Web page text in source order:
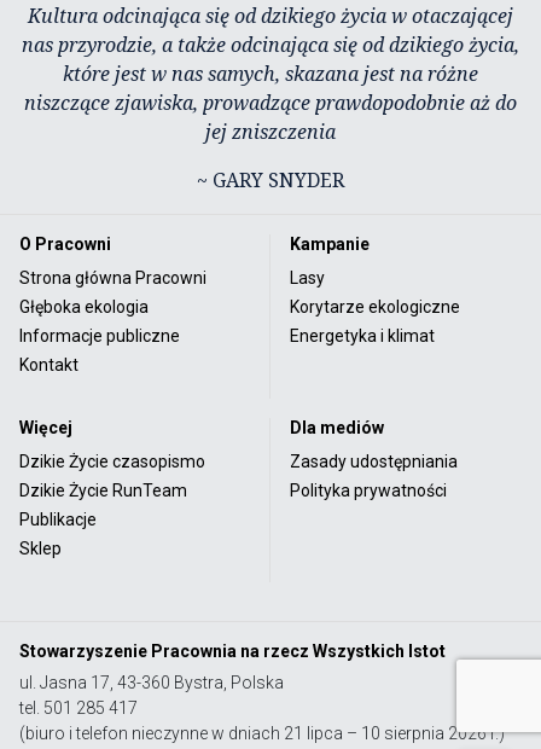
Kultura odcinająca się od dzikiego życia w otaczającej
nas przyrodzie, a także odcinająca się od dzikiego życia,
które jest w nas samych, skazana jest na różne
niszczące zjawiska, prowadzące prawdopodobnie aż do
jej zniszczenia
~ GARY SNYDER
O Pracowni
Strona główna Pracowni
Głęboka ekologia
Informacje publiczne
Kontakt
Kampanie
Lasy
Korytarze ekologiczne
Energetyka i klimat
Więcej
Dzikie Życie czasopismo
Dzikie Życie RunTeam
Publikacje
Sklep
Dla mediów
Zasady udostępniania
Polityka prywatności
Stowarzyszenie Pracownia na rzecz Wszystkich Istot
ul. Jasna 17, 43-360 Bystra, Polska
tel. 501 285 417
(biuro i telefon nieczynne w dniach 21 lipca – 10 sierpnia 2026 r.)